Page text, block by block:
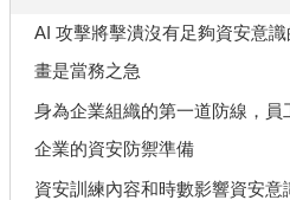
AI 攻擊將擊潰沒有足夠資安意
畫是當務之急
身為企業組織的第一道防線，
企業的資安防禦準備
資安訓練內容和時數影響資安意